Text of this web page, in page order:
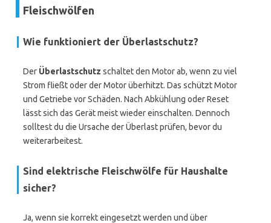
Fleischwölfen
Wie funktioniert der Überlastschutz?
Der Überlastschutz schaltet den Motor ab, wenn zu viel
Strom fließt oder der Motor überhitzt. Das schützt Motor
und Getriebe vor Schäden. Nach Abkühlung oder Reset
lässt sich das Gerät meist wieder einschalten. Dennoch
solltest du die Ursache der Überlast prüfen, bevor du
weiterarbeitest.
Sind elektrische Fleischwölfe für Haushalte
sicher?
Ja, wenn sie korrekt eingesetzt werden und über